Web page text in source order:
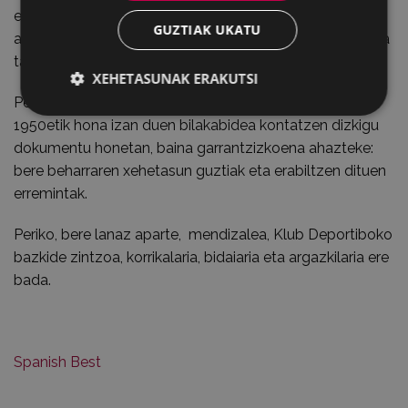
eskopetarik onenetarikoak egiten ditu izenez sekula
aldatu ez duen eta izena bera marka bilakatu duen arma
tailer honek.
Periko Iriondok tailerraren historia eta armagintzak
1950etik hona izan duen bilakabidea kontatzen dizkigu
dokumentu honetan, baina garrantzizkoena ahazteke:
bere beharraren xehetasun guztiak eta erabiltzen dituen
erremintak.
Periko, bere lanaz aparte, mendizalea, Klub Deportiboko
bazkide zintzoa, korrikalaria, bidaiaria eta argazkilaria ere
bada.
Spanish Best
GUZTIAK UKATU
XEHETASUNAK ERAKUTSI